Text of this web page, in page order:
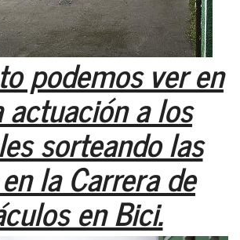
podemos ver en
a los
sorteando las
la Carrera de
en Bici.